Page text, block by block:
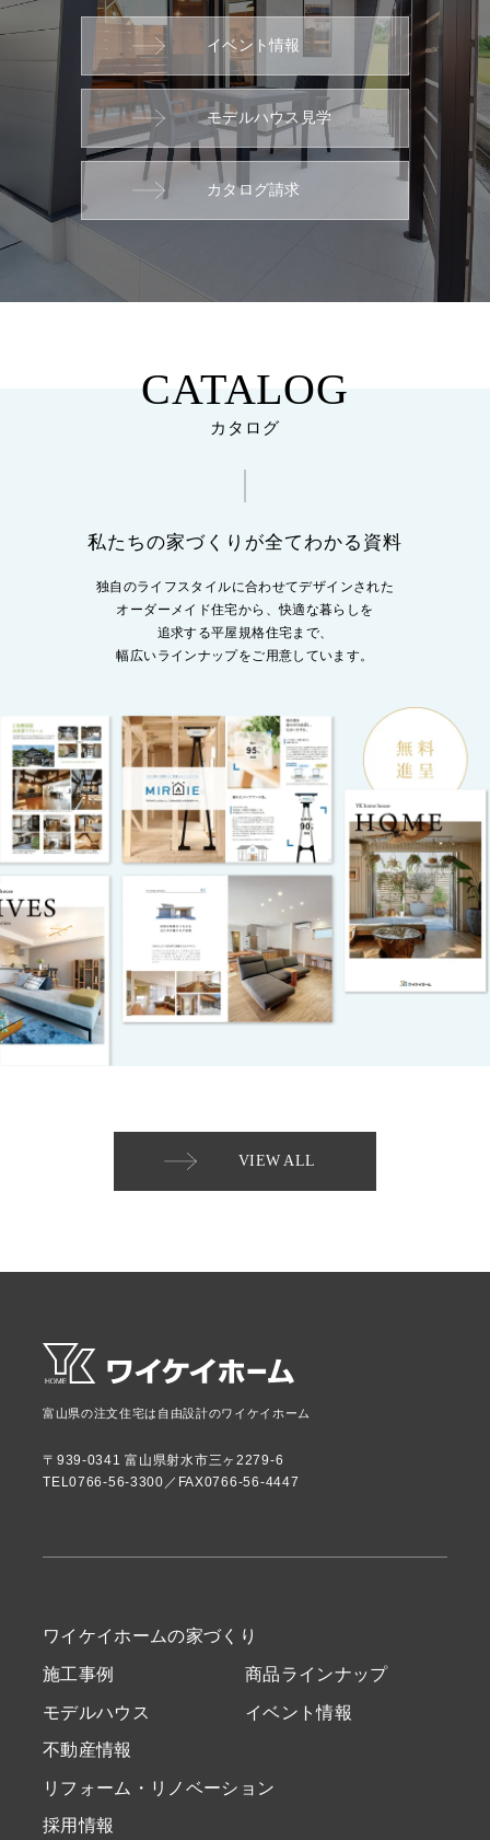
イベント情報
モデルハウス見学
カタログ請求
CATALOG
カタログ
私たちの家づくりが全てわかる資料
独自のライフスタイルに合わせてデザインされた
オーダーメイド住宅から、快適な暮らしを
追求する平屋規格住宅まで、
幅広いラインナップをご用意しています。
VIEW ALL
富山県の注文住宅は自由設計のワイケイホーム
〒939-0341 富山県射水市三ヶ2279-6
TEL0766-56-3300／FAX0766-56-4447
ワイケイホームの家づくり
施工事例 商品ラインナップ
モデルハウス イベント情報
不動産情報
リフォーム・リノベーション
採用情報